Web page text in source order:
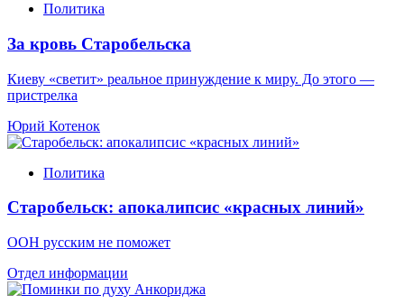
Политика
За кровь Старобельска
Киеву «светит» реальное принуждение к миру. До этого —
пристрелка
Юрий Котенок
Политика
Старобельск: апокалипсис «красных линий»
ООН русским не поможет
Отдел информации